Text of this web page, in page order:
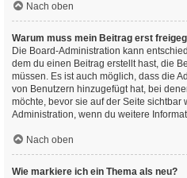
Nach oben
Warum muss mein Beitrag erst
Die Board-Administration kann
dem du einen Beitrag erstellt hast, die
müssen. Es ist auch möglich, dass die
von Benutzern hinzugefügt hat, bei
möchte, bevor sie auf der Seite
Administration, wenn du weitere
Nach oben
Wie markiere ich ein Thema als neu?